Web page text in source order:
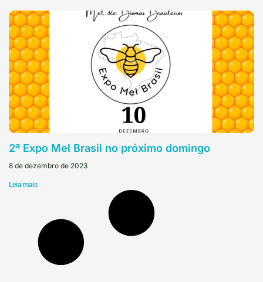
2ª Expo Mel Brasil no próximo domingo
8 de dezembro de 2023
Leia mais